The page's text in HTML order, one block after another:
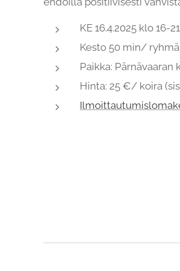
KE 16.4.2025 klo 16-21
Kesto 50 min/ ryhmä
Paikka: Pärnävaaran
Hinta: 25 €/ koira